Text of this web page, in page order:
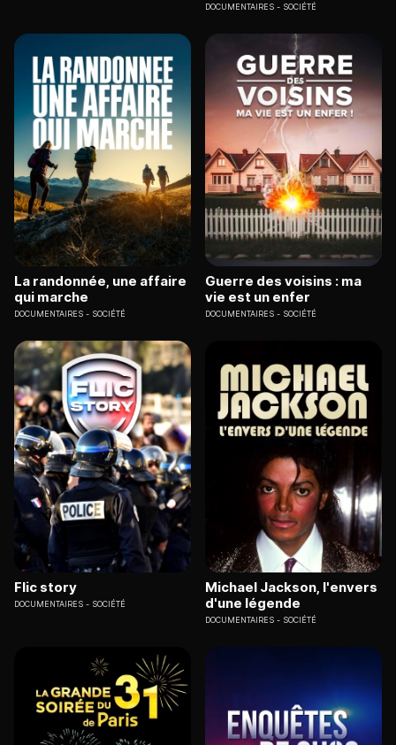
DOCUMENTAIRES SOCIÉTÉ
La randonnée, une affaire
qui marche
DOCUMENTAIRES SOCIÉTÉ
Guerre des voisins : ma
vie est un enfer
DOCUMENTAIRES SOCIÉTÉ
Flic story
DOCUMENTAIRES SOCIÉTÉ
Michael Jackson, l'envers
d'une légende
DOCUMENTAIRES SOCIÉTÉ